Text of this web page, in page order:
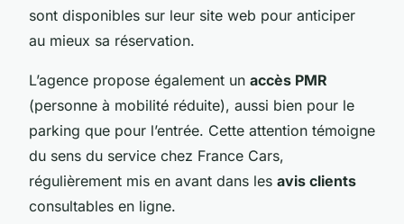
sont disponibles sur leur site web pour anticiper
au mieux sa réservation.
L’agence propose également un accès PMR
(personne à mobilité réduite), aussi bien pour le
parking que pour l’entrée. Cette attention témoigne
du sens du service chez France Cars,
régulièrement mis en avant dans les avis clients
consultables en ligne.